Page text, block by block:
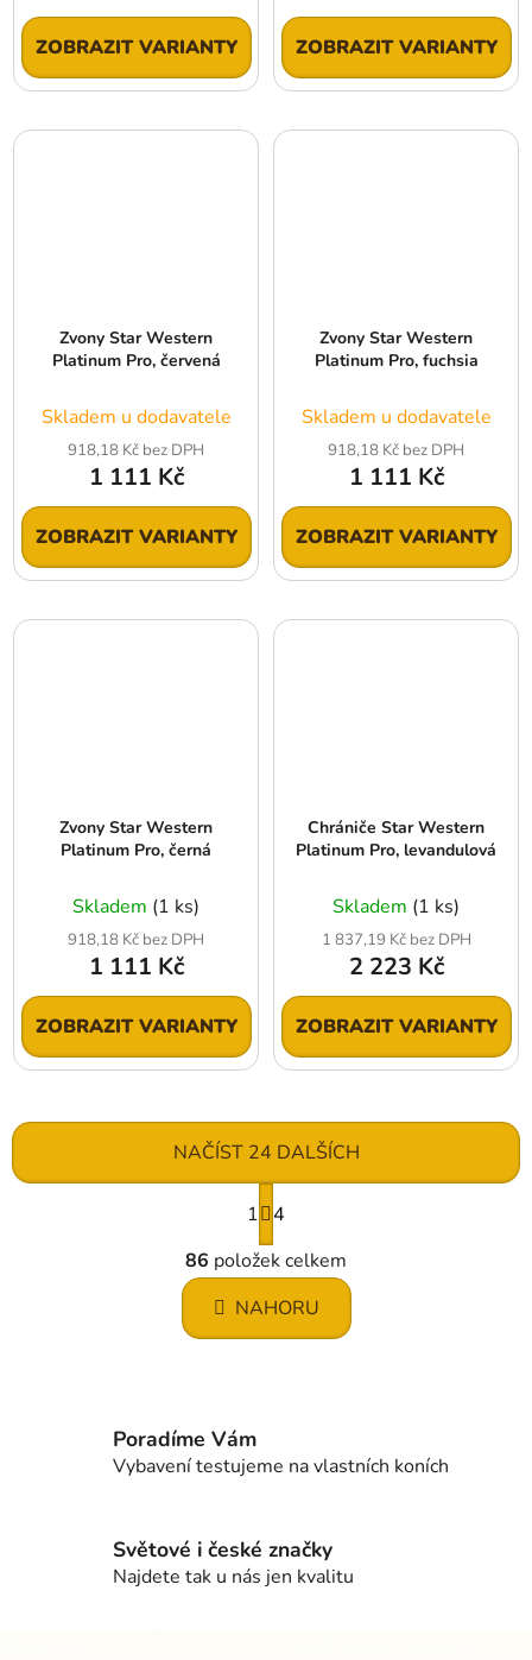
ZOBRAZIT VARIANTY ZOBRAZIT VARIANTY
Zvony Star Western
Platinum Pro, červená
Skladem u dodavatele
918,18 Kč bez DPH
1 111 Kč
ZOBRAZIT VARIANTY
Zvony Star Western
Platinum Pro, fuchsia
Skladem u dodavatele
918,18 Kč bez DPH
1 111 Kč
ZOBRAZIT VARIANTY
Zvony Star Western
Platinum Pro, černá
Skladem (1 ks)
918,18 Kč bez DPH
1 111 Kč
ZOBRAZIT VARIANTY
Chrániče Star Western
Platinum Pro, levandulová
Skladem (1 ks)
1 837,19 Kč bez DPH
2 223 Kč
ZOBRAZIT VARIANTY
O
v
l
á
d
r
y
v
NAČÍST 24 DALŠÍCH
S
t
r
á
n
k
1 4
86 položek celkem
NAHORU
Poradíme Vám
Vybavení testujeme na vlastních koních
Světové i české značky
Najdete tak u nás jen kvalitu